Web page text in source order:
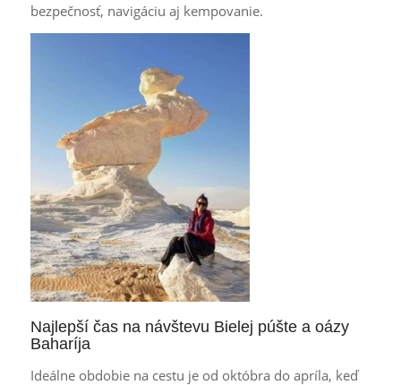
bezpečnosť, navigáciu aj kempovanie.
Najlepší čas na návštevu Bielej púšte a oázy
Baharíja
Ideálne obdobie na cestu je od októbra do apríla, keď